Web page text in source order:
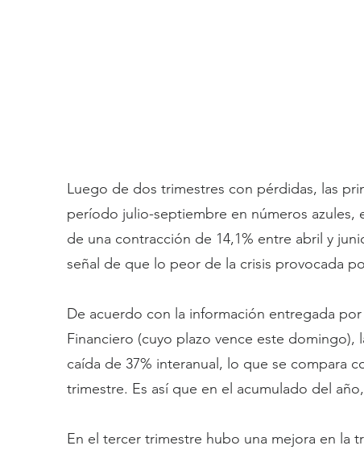
Luego de dos trimestres con pérdidas, las
período julio-septiembre en números azules,
de una contracción de 14,1% entre abril y
señal de que lo peor de la crisis provocada
De acuerdo con la información entregada
Financiero (cuyo plazo vence este domingo),
caída de 37% interanual, lo que se compara
trimestre. Es así que en el acumulado del
En el tercer trimestre hubo una mejora en la